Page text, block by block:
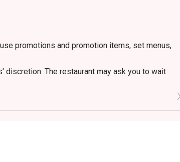
promotions and promotion items, set menus,
The restaurant may ask you to wait
to ensure that the total bill given is correct.